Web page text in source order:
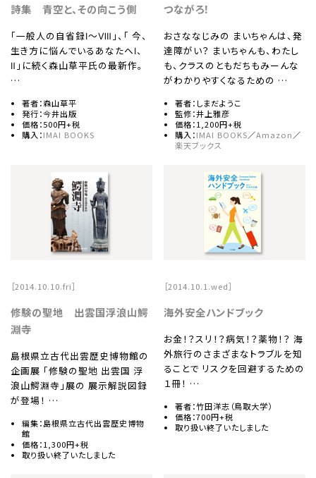
詩集 青空と、その向こう側
「一般人の自省録Ⅰ〜Ⅷ」、「 今、
生き方に悩んでいるあなたへⅠ、
Ⅱ」に続く森山草平氏の最新作。
…
著者：森山草平
発行：今井出版
価格：500円+税
購入：IMAI BOOKS
つながろ！
おさななじみの まいちゃんは、発
達障がい？ まいちゃんも、わたし
も、クラスのともだちもみーんな
がわかりやすくなるための …
著者：しまだようこ
監修：井上雅彦
価格：1,200円+税
購入：IMAI BOOKS／Amazon／
楽天ブックス
［2014.10.10.fri］
修験の聖地 出雲国浮浪山鰐
淵寺
島根県立古代出雲歴史博物館の
企画展 「修験の聖地 出雲国 浮
浪山鰐淵寺」展の 展示解説図録
が登場！ …
編集：島根県立古代出雲歴史博物
館
価格：1,300円+税
取り扱い終了いたしました
［2014.10.1.wed］
海外安全ハンドブック
お金！？スリ！？病気！？薬物！？ 海
外旅行のさまざまなトラブルを知
ることで リスクを回避するための
１冊！ …
著者：竹田洋志（鳥取大学）
価格：700円+税
取り扱い終了いたしました